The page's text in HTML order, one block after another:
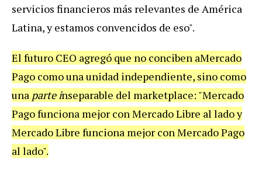
servicios financieros más relevantes de América
Latina, y estamos convencidos de eso".
El futuro CEO agregó que no conciben aMercado
Pago como una unidad independiente, sino como
una parte inseparable del marketplace: "Mercado
Pago funciona mejor con Mercado Libre al lado y
Mercado Libre funciona mejor con Mercado Pago
al lado".